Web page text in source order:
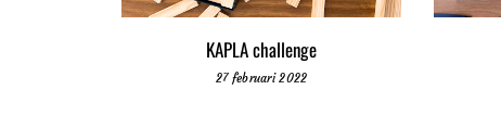
KAPLA challenge
27 februari 2022